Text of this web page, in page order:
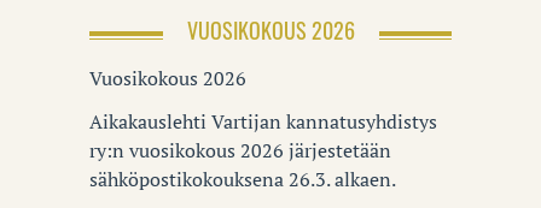
VUOSIKOKOUS 2026
Vuosikokous 2026
Aikakauslehti Vartijan kannatusyhdistys
ry:n vuosikokous 2026 järjestetään
sähköpostikokouksena 26.3. alkaen.